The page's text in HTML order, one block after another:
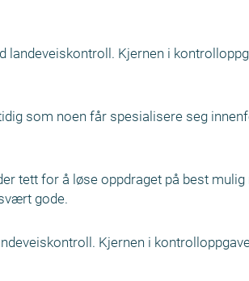
Kjernen i
som noen får spesialisere seg
tett for å løse oppdraget på best mulig
gode.
Kjernen i